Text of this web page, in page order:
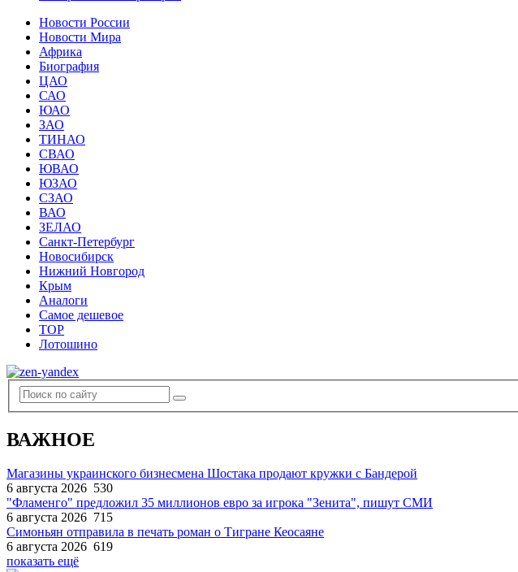
Новости России
Новости Мира
Африка
Биография
ЦАО
САО
ЮАО
ЗАО
ТИНАО
СВАО
ЮВАО
ЮЗАО
СЗАО
ВАО
ЗЕЛАО
Санкт-Петербург
Новосибирск
Нижний Новгород
Крым
Аналоги
Самое дешевое
TOP
Лотошино
ВАЖНОЕ
Магазины украинского бизнесмена Шостака продают кружки с Бандерой
6 августа 2026 530
"Фламенго" предложил 35 миллионов евро за игрока "Зенита", пишут СМИ
6 августа 2026 715
Симоньян отправила в печать роман о Тигране Кеосаяне
6 августа 2026 619
показать ещё